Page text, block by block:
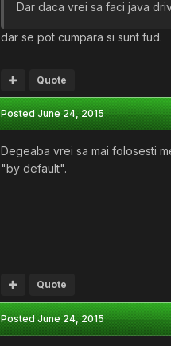
Dar daca vrei sa faci java
dar se pot cumpara si sunt fud.
Quote
PostedJune 24, 2015
Degeaba vrei sa mai folosesti
"by default".
Quote
PostedJune 24, 2015